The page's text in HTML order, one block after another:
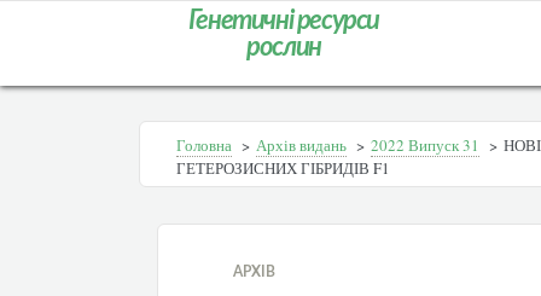
Генетичні ресурси
рослин
Головна > Архів видань > 2022 Випуск 31 >
ГЕТЕРОЗИСНИХ ГІБРИДІВ F1
АРХІВ